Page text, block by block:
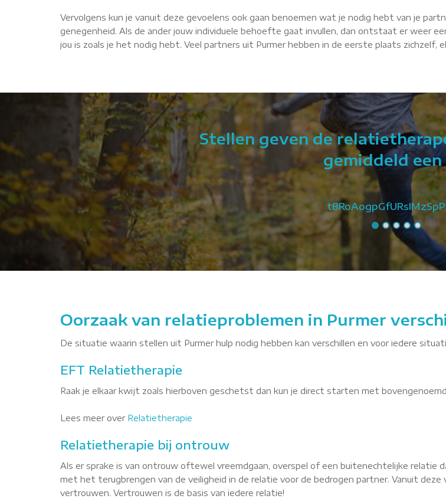
Vervolgens kun je vanuit deze gevoelens ook gaan benoemen wat je nodig hebt van je
genegenheid. Als de ander jouw individuele behoefte gaat invullen, dan ontstaat er weer
jou is zoals je het nodig hebt. Veel partners uit Purmer hebben in de eerste plaats zichzelf,
Stellen geven de
gemiddeld een
Oorzaak van relatieproblemen in Purmer
De situatie waarin stellen uit Purmer hulp nodig hebben kan verschillen en voor iedere
EFT Relatietherapie
Raak je elkaar kwijt zoals hierboven geschetst dan kun je direct starten met
Lees meer over Relatietherapie
Relatietherapie bij ontrouw
Als er sprake is van ontrouw oftewel vreemdgaan, overspel of een buitenechtelijke relatie
met het terugbrengen van de veiligheid in de relatie voor de bedrogen partner. Vanuit
vertrouwen. Vertrouwen is de basis van iedere relatie!